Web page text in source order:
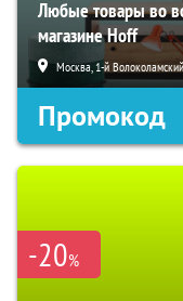
Любые товары во
магазине Hoff
Москва, 1-й
Промокод
-20%